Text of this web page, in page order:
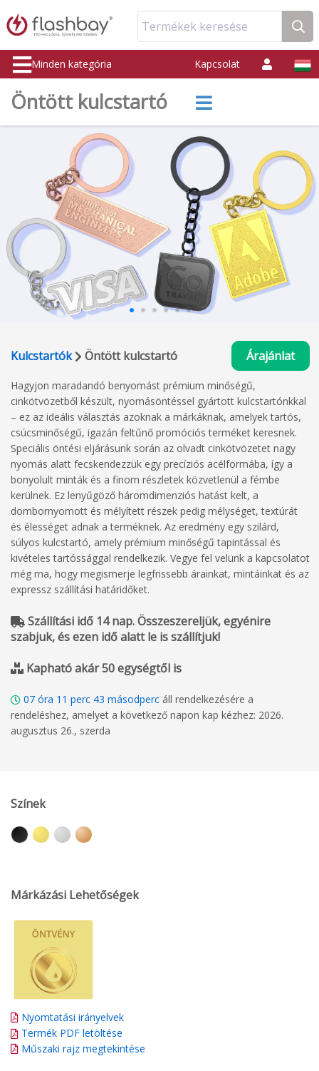
Termékek keresése
Minden kategória Kapcsolat
Öntött kulcstartó
Kulcstartók Öntött kulcstartó Árajánlat
Hagyjon maradandó benyomást prémium minőségű,
cinkötvözetből készült, nyomásöntéssel gyártott kulcstartónkkal
– ez az ideális választás azoknak a márkáknak, amelyek tartós,
csúcsminőségű, igazán feltűnő promóciós terméket keresnek.
Speciális öntési eljárásunk során az olvadt cinkötvözetet nagy
nyomás alatt fecskendezzük egy precíziós acélformába, így a
bonyolult minták és a finom részletek közvetlenül a fémbe
kerülnek. Ez lenyűgöző háromdimenziós hatást kelt, a
dombornyomott és mélyített részek pedig mélységet, textúrát
és élességet adnak a terméknek. Az eredmény egy szilárd,
súlyos kulcstartó, amely prémium minőségű tapintással és
kivételes tartóssággal rendelkezik. Vegye fel velünk a kapcsolatot
még ma, hogy megismerje legfrissebb árainkat, mintáinkat és az
expressz szállítási határidőket.
Szállítási idő 14 nap. Összeszereljük, egyénire
szabjuk, és ezen idő alatt le is szállítjuk!
Kapható akár 50 egységtől is
07 óra 11 perc 42 másodperc áll rendelkezésére a
rendeléshez, amelyet a következő napon kap kézhez: 2026.
augusztus 26., szerda
Színek
Márkázási Lehetőségek
Nyomtatási irányelvek
Termék PDF letöltése
Műszaki rajz megtekintése